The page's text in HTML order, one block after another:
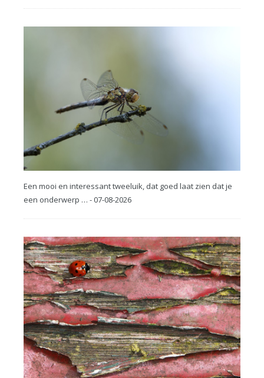
Een mooi en interessant tweeluik, dat goed laat zien dat je
een onderwerp … - 07-08-2026